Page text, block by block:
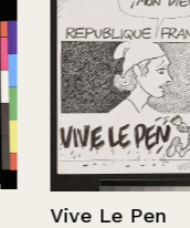
Vive Le Pen